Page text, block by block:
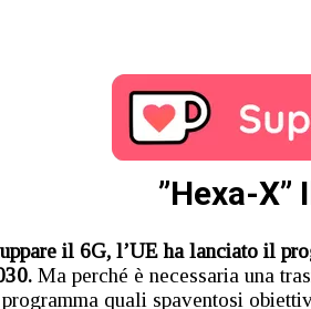
”Hexa-X”
il 6G, l’UE ha lanciato il
Ma perché è necessaria una
programma quali spaventosi